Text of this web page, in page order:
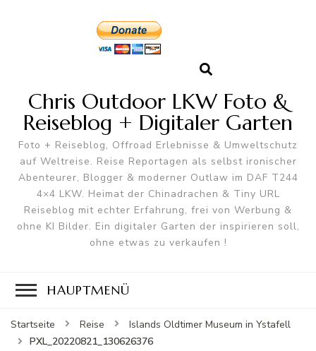
Chris Outdoor LKW Foto &
Reiseblog + Digitaler Garten
Foto + Reiseblog, Offroad Erlebnisse & Umweltschutz
auf Weltreise. Reise Reportagen als selbst ironischer
Abenteurer, Blogger & moderner Outlaw im DAF T244
4×4 LKW. Heimat der Chinadrachen & Tiny URL
Reiseblog mit echter Erfahrung, frei von Werbung &
ohne KI Bilder. Ein digitaler Garten der inspirieren soll,
ohne etwas zu verkaufen !
HAUPTMENÜ
Startseite Reise
Islands Oldtimer Museum in Ystafell
PXL_20220821_130626376